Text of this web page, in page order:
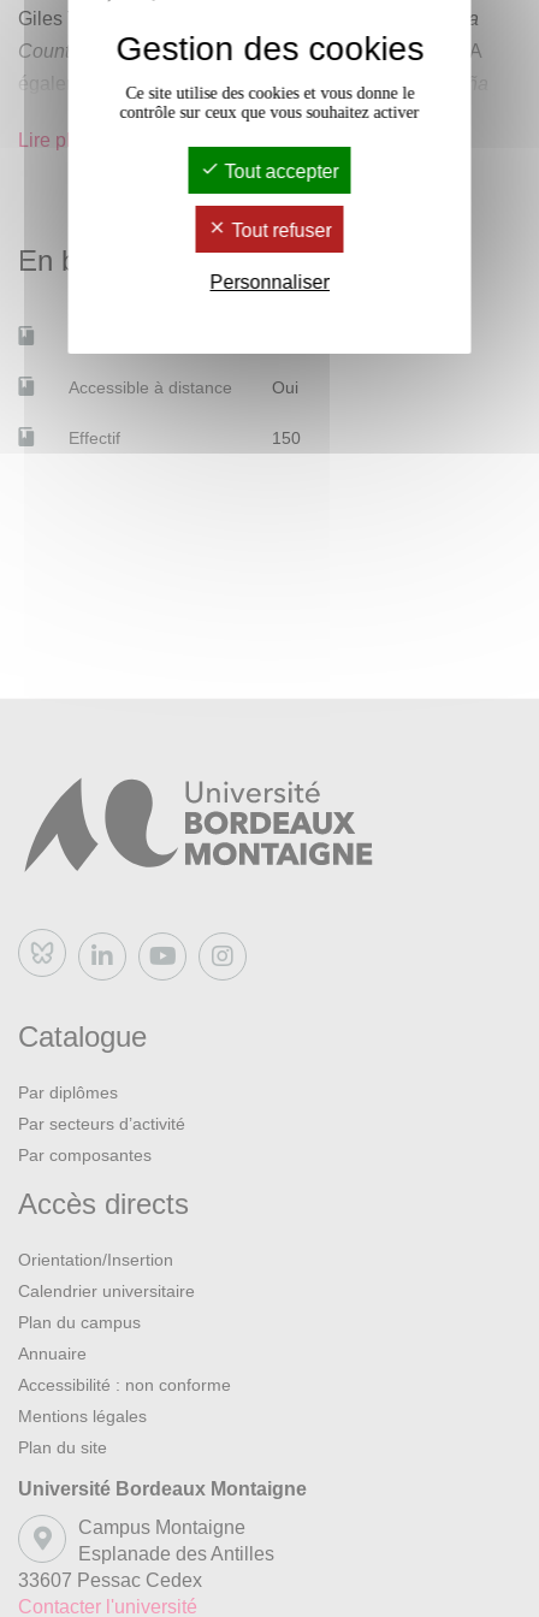
Giles TREMLETT,
Ghosts of Spain: Travels Through a
Country’s Hidden Past(Londres: Bloomsbury, 2008). A
également été publié en espagnol sous le titre "
ante sus fantasmas : un recorrido por un país en
transición
Sur la royauté ces dernières années :
Rey
) (prod. Brazen).
Óscar Pedraza). Disponible sous-titrée en français sur la
plateforme de vidéos à la demande MyCanal notamment.
Lire plus
En bref
Accessible à distance Oui
Effectif 150
Bluesky
Catalogue
Par diplômes
Par secteurs d’activité
Par composantes
Accès directs
Orientation/Insertion
Calendrier universitaire
Plan du campus
Annuaire
Accessibilité : non conforme
Mentions légales
Plan du site
Université Bordeaux Montaigne
Campus Montaigne
Esplanade des Antilles
33607 Pessac Cedex
Contacter l'université
Gestion des cookies
Ce site utilise des cookies et vous donne le
contrôle sur ceux que vous souhaitez activer
Tout accepter
Tout refuser
Personnaliser